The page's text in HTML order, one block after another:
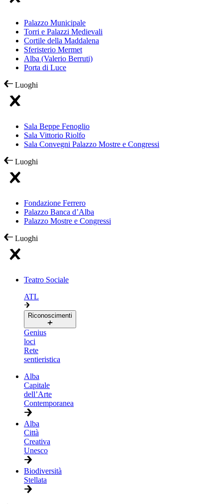
Palazzo Municipale
Torri e Palazzi Medievali
Cortile della Maddalena
Sferisterio Mermet
Alba (Valerio Berruti)
Porta di Luce
Luoghi
Sala Beppe Fenoglio
Sala Vittorio Riolfo
Sala Convegni Palazzo Mostre e Congressi
Luoghi
Fondazione Ferrero
Palazzo Banca d’Alba
Palazzo Mostre e Congressi
Luoghi
Teatro Sociale
ATL
Riconoscimenti
Genius
loci
Rete
sentieristica
Alba
Capitale
dell’Arte
Contemporanea
Alba
Città
Creativa
Unesco
Biodiversità
Stellata